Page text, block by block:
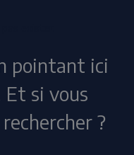
pointant ici
si vous
?